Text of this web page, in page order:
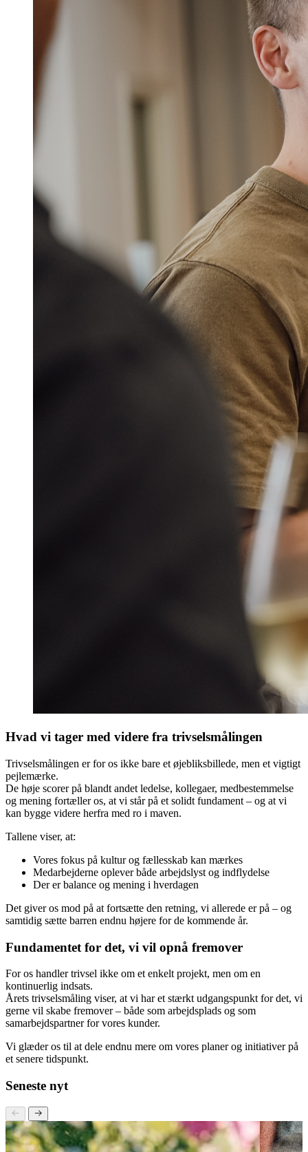
Hvad vi tager med videre fra trivselsmålingen
Trivselsmålingen er for os ikke bare et øjebliksbillede, men et vigtigt
pejlemærke.
De høje scorer på blandt andet ledelse, kollegaer, medbestemmelse
og mening fortæller os, at vi står på et solidt fundament – og at vi
kan bygge videre herfra med ro i maven.
Tallene viser, at:
Vores fokus på kultur og fællesskab kan mærkes
Medarbejderne oplever både arbejdslyst og indflydelse
Der er balance og mening i hverdagen
samtidig sætte barren endnu højere for de kommende år.
Fundamentet for det, vi vil opnå fremover
For os handler trivsel ikke om et enkelt projekt, men om en
kontinuerlig indsats.
Årets trivselsmåling viser, at vi har et stærkt udgangspunkt for det, vi
gerne vil skabe fremover – både som arbejdsplads og som
samarbejdspartner for vores kunder.
et senere tidspunkt.
Seneste nyt